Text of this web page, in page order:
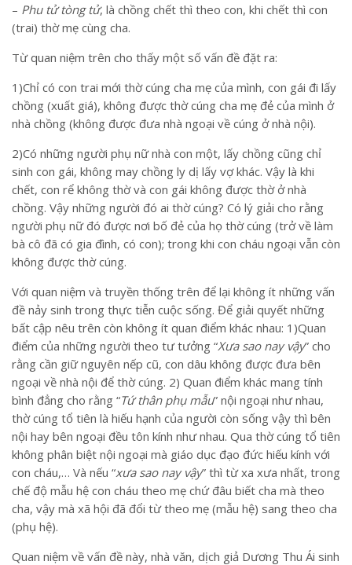
– Phu tử tòng tử, là chồng chết thì theo con, khi chết thì con
(trai) thờ mẹ cùng cha.
Từ quan niệm trên cho thấy một số vấn đề đặt ra:
1)Chỉ có con trai mới thờ cúng cha mẹ của mình, con gái đi lấy
chồng (xuất giá), không được thờ cúng cha mẹ đẻ của mình ở
nhà chồng (không được đưa nhà ngoại về cúng ở nhà nội).
2)Có những người phụ nữ nhà con một, lấy chồng cũng chỉ
sinh con gái, không may chồng ly dị lấy vợ khác. Vậy là khi
chết, con rể không thờ và con gái không được thờ ở nhà
chồng. Vậy những người đó ai thờ cúng? Có lý giải cho rằng
người phụ nữ đó được nơi bố đẻ của họ thờ cúng (trở về làm
bà cô đã có gia đình, có con); trong khi con cháu ngoại vẫn còn
không được thờ cúng.
Với quan niệm và truyền thống trên để lại không ít những vấn
đề nảy sinh trong thực tiễn cuộc sống. Để giải quyết những
bất cập nêu trên còn không ít quan điểm khác nhau: 1)Quan
điểm của những người theo tư tưởng “Xưa sao nay vậy” cho
rằng cần giữ nguyên nếp cũ, con dâu không được đưa bên
ngoại về nhà nội để thờ cúng. 2) Quan điểm khác mang tính
bình đẳng cho rằng “Tứ thân phụ mẫu” nội ngoại như nhau,
thờ cúng tổ tiên là hiếu hạnh của người còn sống vậy thì bên
nội hay bên ngoại đều tôn kính như nhau. Qua thờ cúng tổ tiên
không phân biệt nội ngoại mà giáo dục đạo đức hiếu kính với
con cháu,… Và nếu “xưa sao nay vậy” thì từ xa xưa nhất, trong
chế độ mẫu hệ con cháu theo mẹ chứ đâu biết cha mà theo
cha, vậy mà xã hội đã đổi từ theo mẹ (mẫu hệ) sang theo cha
(phụ hệ).
Quan niệm về vấn đề này, nhà văn, dịch giả Dương Thu Ái sinh